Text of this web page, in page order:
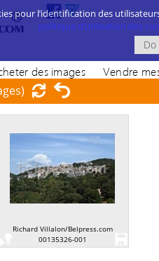
des images Vendre
Richard Villalon/Belpress.com
00135326-001
pour l’identification des
politique d’utilisation des